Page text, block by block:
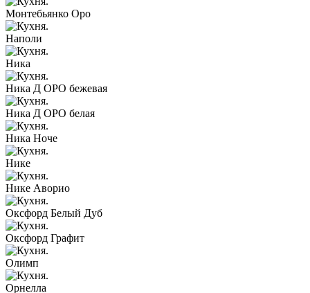
Монтебьянко Оро
Наполи
Ника
Ника Д ОРО бежевая
Ника Д ОРО белая
Ника Ноче
Нике
Нике Аворио
Оксфорд Белый Дуб
Оксфорд Графит
Олимп
Орнелла